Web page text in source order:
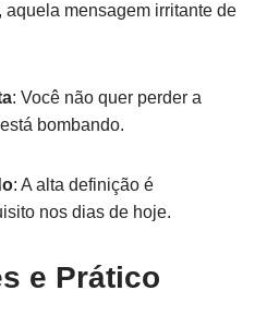
aquela mensagem irritante de
: Você não quer perder a
bombando.
: A alta definição é
nos dias de hoje.
e Prático